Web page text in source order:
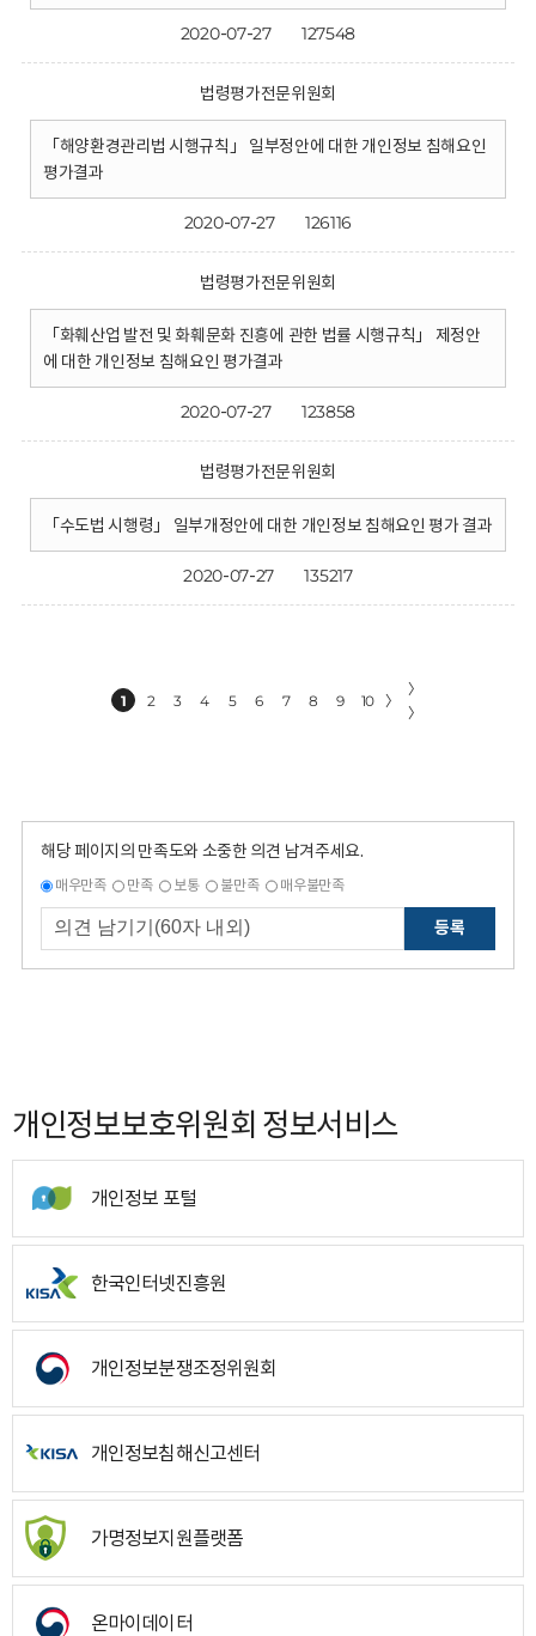
2020-07-27 127548
법령평가전문위원회
「해양환경관리법 시행규칙」 일부정안에 대한 개인정보 침해요인
평가결과
2020-07-27 126116
법령평가전문위원회
「화훼산업 발전 및 화훼문화 진흥에 관한 법률 시행규칙」 제정안
에 대한 개인정보 침해요인 평가결과
2020-07-27 123858
법령평가전문위원회
「수도법 시행령」 일부개정안에 대한 개인정보 침해요인 평가 결과
2020-07-27 135217
1 2 3 4 5 6 7 8 9 10 〉
〉
〉
해당 페이지의 만족도와 소중한 의견 남겨주세요.
매우만족 만족 보통 불만족 매우불만족
등록
개인정보보호위원회 정보서비스
개인정보 포털
한국인터넷진흥원
개인정보분쟁조정위원회
개인정보침해신고센터
가명정보지원플랫폼
온마이데이터